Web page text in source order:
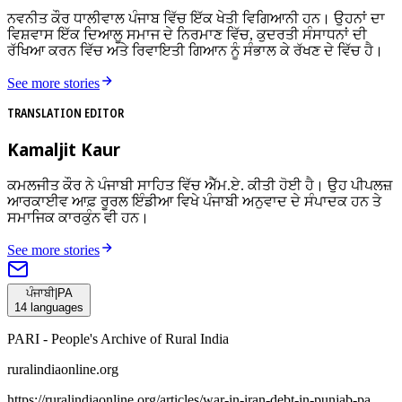
ਨਵਨੀਤ ਕੌਰ ਧਾਲੀਵਾਲ ਪੰਜਾਬ ਵਿੱਚ ਇੱਕ ਖੇਤੀ ਵਿਗਿਆਨੀ ਹਨ। ਉਹਨਾਂ ਦਾ
ਵਿਸ਼ਵਾਸ ਇੱਕ ਦਿਆਲੂ ਸਮਾਜ ਦੇ ਨਿਰਮਾਣ ਵਿੱਚ, ਕੁਦਰਤੀ ਸੰਸਾਧਨਾਂ ਦੀ
ਰੱਖਿਆ ਕਰਨ ਵਿੱਚ ਅਤੇ ਰਿਵਾਇਤੀ ਗਿਆਨ ਨੂੰ ਸੰਭਾਲ ਕੇ ਰੱਖਣ ਦੇ ਵਿੱਚ ਹੈ।
See more stories
TRANSLATION EDITOR
Kamaljit Kaur
ਕਮਲਜੀਤ ਕੌਰ ਨੇ ਪੰਜਾਬੀ ਸਾਹਿਤ ਵਿੱਚ ਐੱਮ.ਏ. ਕੀਤੀ ਹੋਈ ਹੈ। ਉਹ ਪੀਪਲਜ਼
ਆਰਕਾਈਵ ਆਫ਼ ਰੂਰਲ ਇੰਡੀਆ ਵਿਖੇ ਪੰਜਾਬੀ ਅਨੁਵਾਦ ਦੇ ਸੰਪਾਦਕ ਹਨ ਤੇ
ਸਮਾਜਿਕ ਕਾਰਕੁੰਨ ਵੀ ਹਨ।
See more stories
ਪੰਜਾਬੀ|PA
14 languages
PARI - People's Archive of Rural India
ruralindiaonline.org